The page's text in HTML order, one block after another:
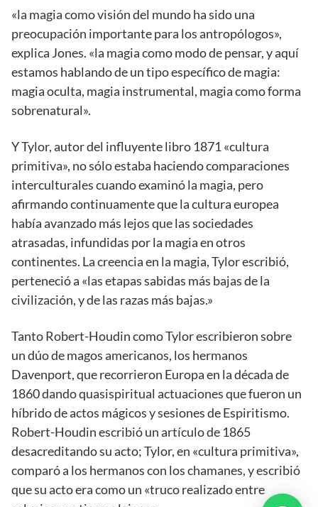
«la magia como visión del mundo ha sido una
preocupación importante para los antropólogos»,
explica Jones. «la magia como modo de pensar, y aquí
estamos hablando de un tipo específico de magia:
magia oculta, magia instrumental, magia como forma
sobrenatural».
Y Tylor, autor del influyente libro 1871 «cultura
primitiva», no sólo estaba haciendo comparaciones
interculturales cuando examinó la magia, pero
afirmando continuamente que la cultura europea
había avanzado más lejos que las sociedades
atrasadas, infundidas por la magia en otros
continentes. La creencia en la magia, Tylor escribió,
perteneció a «las etapas sabidas más bajas de la
civilización, y de las razas más bajas.»
Tanto Robert-Houdin como Tylor escribieron sobre
un dúo de magos americanos, los hermanos
Davenport, que recorrieron Europa en la década de
1860 dando quasispiritual actuaciones que fueron un
híbrido de actos mágicos y sesiones de Espiritismo.
Robert-Houdin escribió un artículo de 1865
desacreditando su acto; Tylor, en «cultura primitiva»,
comparó a los hermanos con los chamanes, y escribió
que su acto era como un «truco realizado entre